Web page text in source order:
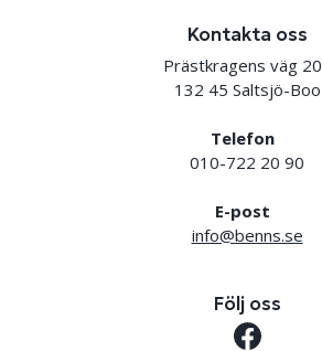
Kontakta oss
Prästkragens väg 20
132 45 Saltsjö-Boo
Telefon
010-722 20 90
E-post
info@benns.se
Följ oss